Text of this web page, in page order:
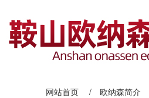
网站首页 / 欧纳森简介